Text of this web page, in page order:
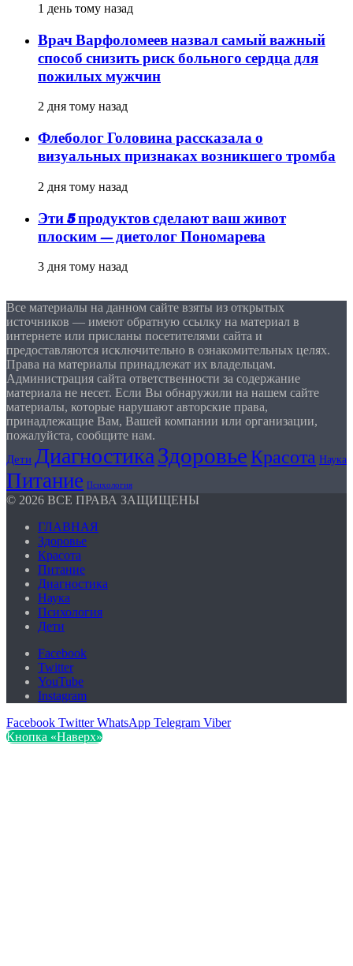
1 день тому назад
Врач Варфоломеев назвал самый важный
способ снизить риск больного сердца для
пожилых мужчин
2 дня тому назад
Флеболог Головина рассказала о
визуальных признаках возникшего тромба
2 дня тому назад
Эти 5 продуктов сделают ваш живот
плоским — диетолог Пономарева
3 дня тому назад
Все материалы на данном сайте взяты из открытых
источников — имеют обратную ссылку на материал в
интернете или присланы посетителями сайта и
предоставляются исключительно в ознакомительных целях.
Права на материалы принадлежат их владельцам.
Администрация сайта ответственности за содержание
материала не несет. Если Вы обнаружили на нашем сайте
материалы, которые нарушают авторские права,
принадлежащие Вам, Вашей компании или организации,
пожалуйста, сообщите нам.
Дети ДиагностикаЗдоровьеКрасота Наука
Питание Психология
© 2026 ВСЕ ПРАВА ЗАЩИЩЕНЫ
ГЛАВНАЯ
Здоровье
Красота
Питание
Диагностика
Наука
Психология
Дети
Facebook
Twitter
YouTube
Instagram
Facebook Twitter WhatsApp Telegram Viber
Кнопка «Наверх»